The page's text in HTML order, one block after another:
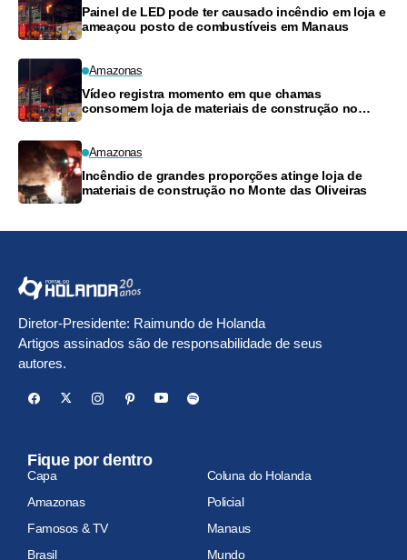
Painel de LED pode ter causado incêndio em loja e
ameaçou posto de combustíveis em Manaus
Amazonas
Vídeo registra momento em que chamas
consomem loja de materiais de construção no
Amazonas
Incêndio de grandes proporções atinge loja de
materiais de construção no Monte das Oliveiras
Diretor-Presidente: Raimundo de Holanda
Artigos assinados são de responsabilidade de seus
autores.
Fique por dentro
Capa
Coluna do Holanda
Amazonas
Policial
Famosos & TV
Manaus
Brasil
Mundo